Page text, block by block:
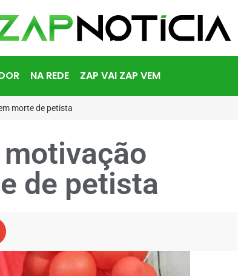
NA REDE ZAP VAI ZAP VEM
morte de petista
de petista